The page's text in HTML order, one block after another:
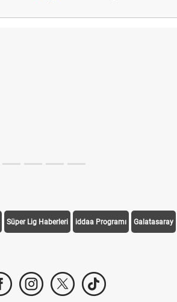
Süper Lig Haberleri iddaa Programı Galatasaray